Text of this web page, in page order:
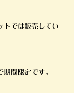
トでは販売してい
間限定です。